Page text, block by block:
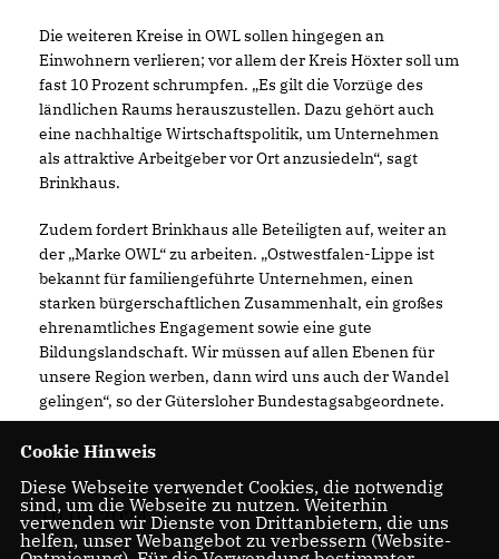
Die weiteren Kreise in OWL sollen hingegen an
Einwohnern verlieren; vor allem der Kreis Höxter soll um
fast 10 Prozent schrumpfen. „Es gilt die Vorzüge des
ländlichen Raums herauszustellen. Dazu gehört auch
eine nachhaltige Wirtschaftspolitik, um Unternehmen
als attraktive Arbeitgeber vor Ort anzusiedeln“, sagt
Brinkhaus.
Zudem fordert Brinkhaus alle Beteiligten auf, weiter an
der „Marke OWL“ zu arbeiten. „Ostwestfalen-Lippe ist
bekannt für familiengeführte Unternehmen, einen
starken bürgerschaftlichen Zusammenhalt, ein großes
ehrenamtliches Engagement sowie eine gute
Bildungslandschaft. Wir müssen auf allen Ebenen für
unsere Region werben, dann wird uns auch der Wandel
gelingen“, so der Gütersloher Bundestagsabgeordnete.
10.04.2024
Cookie Hinweis
Diese Webseite verwendet Cookies, die notwendig
sind, um die Webseite zu nutzen. Weiterhin
verwenden wir Dienste von Drittanbietern, die uns
helfen, unser Webangebot zu verbessern (Website-